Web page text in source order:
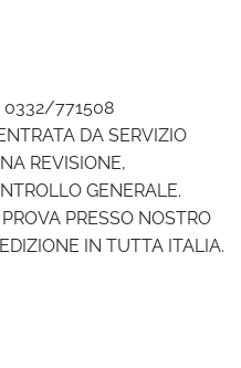
0332/771508
DA SERVIZIO
REVISIONE,
GENERALE.
PRESSO NOSTRO
IN TUTTA ITALIA.